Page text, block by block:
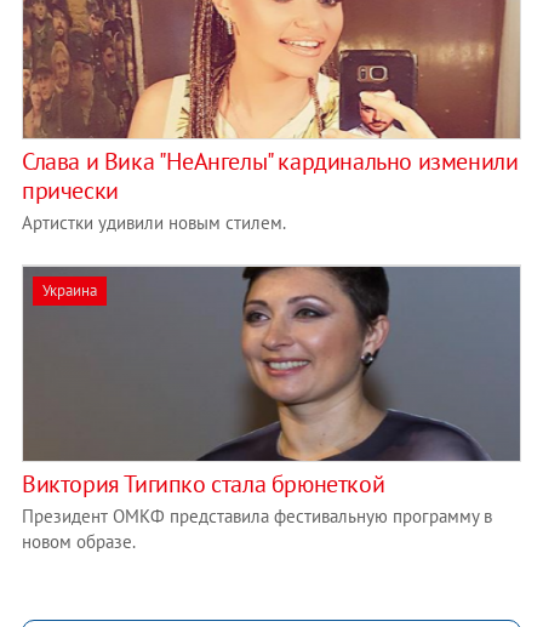
Слава и Вика "НеАнгелы" кардинально изменили
прически
Артистки удивили новым стилем.
Украина
Виктория Тигипко стала брюнеткой
Президент ОМКФ представила фестивальную программу в
новом образе.